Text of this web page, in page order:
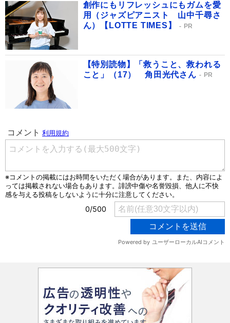
創作にもリフレッシュにもガムを愛
用（ジャズピアニスト 山中千尋さ
ん）【LOTTE TIMES】
PR
【特別読物】「救うこと、救われる
こと」（17） 角田光代さん
PR